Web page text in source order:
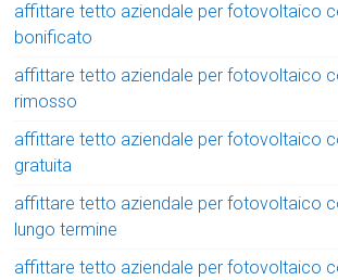
affittare tetto aziendale per fotovoltaico
bonificato
affittare tetto aziendale per fotovoltaico
rimosso
affittare tetto aziendale per fotovoltaico
gratuita
affittare tetto aziendale per fotovoltaico
lungo termine
affittare tetto aziendale per fotovoltaico